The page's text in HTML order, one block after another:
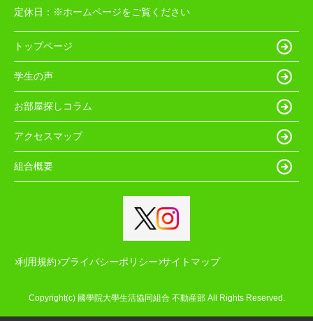
定休日： ※ホームページをご覧ください
トップページ
学生の声
お部屋探しコラム
アクセスマップ
組合概要
利用規約 プライバシーポリシー サイトマップ
Copyright(c) 國學院大學生活協同組合 不動産部 All Rights Reserved.